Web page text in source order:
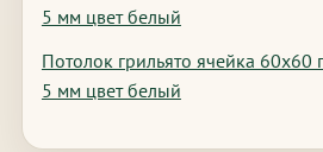
5 мм цвет белый
Потолок грильято ячейка 60х60
5 мм цвет белый